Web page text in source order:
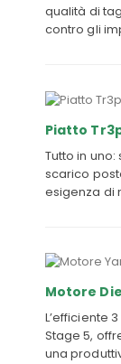
qualità di
contro gli
Piatto
Tutto in
scarico
esigenza di
Motore
L’efficiente
Stage 5,
una